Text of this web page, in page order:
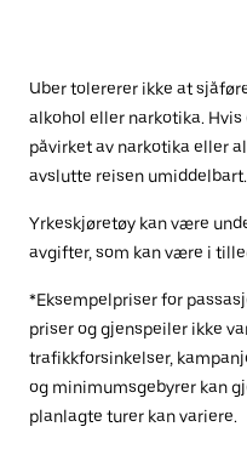
Uber tolererer ikke at
alkohol eller narkotika.
påvirket av narkotika eller
avslutte reisen umiddelbart.
Yrkeskjøretøy kan være
avgifter, som kan være i
*Eksempelpriser for
priser og gjenspeiler ikke
trafikkforsinkelser,
og minimumsgebyrer kan
planlagte turer kan variere.